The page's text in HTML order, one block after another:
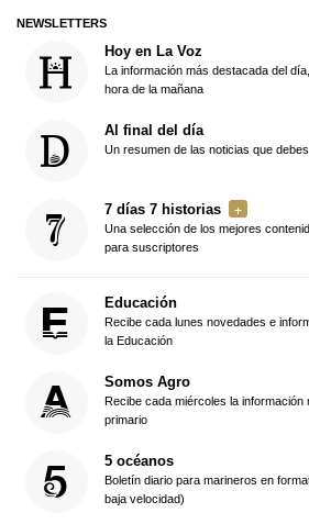
NEWSLETTERS
Hoy en La Voz
La información más destacada del
hora de la mañana
Al final del día
Un resumen de las noticias que
7 días 7 historias
Una selección de los mejores
para suscriptores
Educación
Recibe cada lunes novedades e
la Educación
Somos Agro
Recibe cada miércoles la información
primario
5 océanos
Boletín diario para marineros en
baja velocidad)